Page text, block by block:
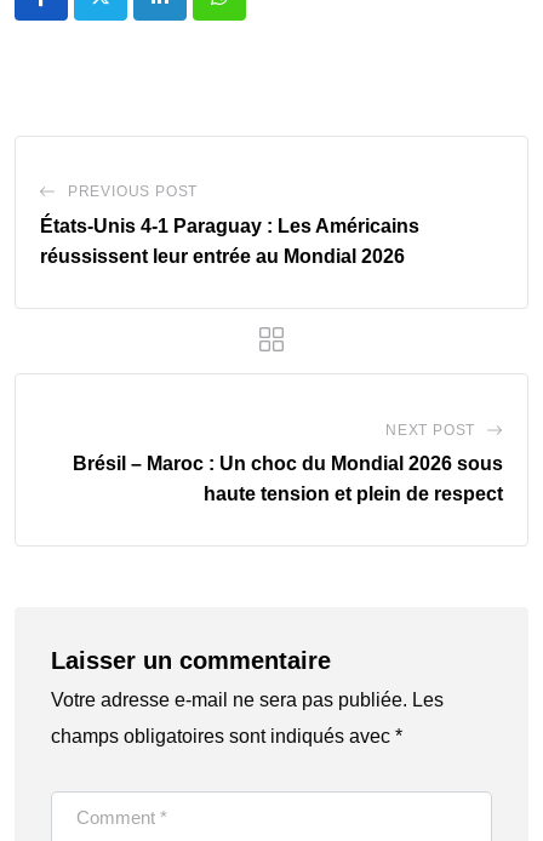
LinkedIn Whatsapp
PREVIOUS POST
États-Unis 4-1 Paraguay : Les Américains
réussissent leur entrée au Mondial 2026
NEXT POST
Brésil – Maroc : Un choc du Mondial 2026 sous
haute tension et plein de respect
Laisser un commentaire
Votre adresse e-mail ne sera pas publiée. Les
champs obligatoires sont indiqués avec *